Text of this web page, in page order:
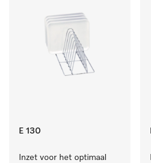
E 130
Inzet voor het optimaal